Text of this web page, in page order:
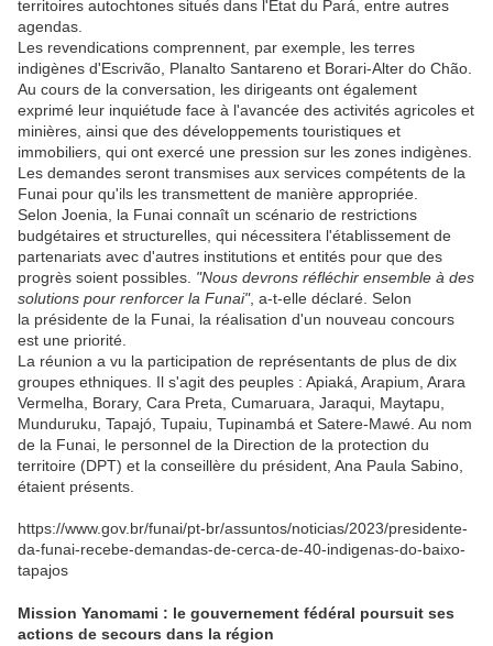
territoires autochtones situés dans l'État du Pará, entre autres
agendas.
Les revendications comprennent, par exemple, les terres
indigènes d'Escrivão, Planalto Santareno et Borari-Alter do Chão.
Au cours de la conversation, les dirigeants ont également
exprimé leur inquiétude face à l'avancée des activités agricoles et
minières, ainsi que des développements touristiques et
immobiliers, qui ont exercé une pression sur les zones indigènes.
Les demandes seront transmises aux services compétents de la
Funai pour qu'ils les transmettent de manière appropriée.
Selon Joenia, la Funai connaît un scénario de restrictions
budgétaires et structurelles, qui nécessitera l'établissement de
partenariats avec d'autres institutions et entités pour que des
progrès soient possibles. "Nous devrons réfléchir ensemble à des
solutions pour renforcer la Funai", a-t-elle déclaré. Selon
la présidente de la Funai, la réalisation d'un nouveau concours
est une priorité.
La réunion a vu la participation de représentants de plus de dix
groupes ethniques. Il s'agit des peuples : Apiaká, Arapium, Arara
Vermelha, Borary, Cara Preta, Cumaruara, Jaraqui, Maytapu,
Munduruku, Tapajó, Tupaiu, Tupinambá et Satere-Mawé. Au nom
de la Funai, le personnel de la Direction de la protection du
territoire (DPT) et la conseillère du président, Ana Paula Sabino,
étaient présents.
https://www.gov.br/funai/pt-br/assuntos/noticias/2023/presidente-
da-funai-recebe-demandas-de-cerca-de-40-indigenas-do-baixo-
tapajos
Mission Yanomami : le gouvernement fédéral poursuit ses
actions de secours dans la région